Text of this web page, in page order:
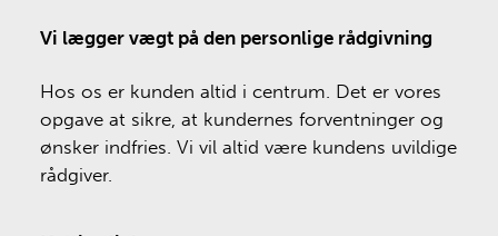
Vi lægger vægt på den personlige rådgivning
Hos os er kunden altid i centrum. Det er vores
opgave at sikre, at kundernes forventninger og
ønsker indfries. Vi vil altid være kundens uvildige
rådgiver.